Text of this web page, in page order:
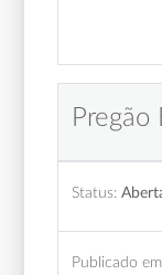
Status:
Publicado